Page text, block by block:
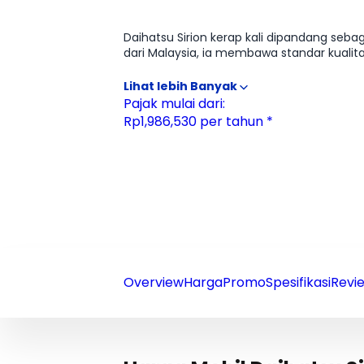
Daihatsu Sirion kerap kali dipandang
dari Malaysia, ia membawa standar
sangat halus. Kejeniusan sesungguhnya
"Sofa Mode" unik, di mana jok depan
berkendaranya pun terasa asyik dan
pilihan rasional bagi mereka yang
Pajak mulai dari:
Rp1,986,530 per tahun *
OverviewHargaPromoSpesifikasi